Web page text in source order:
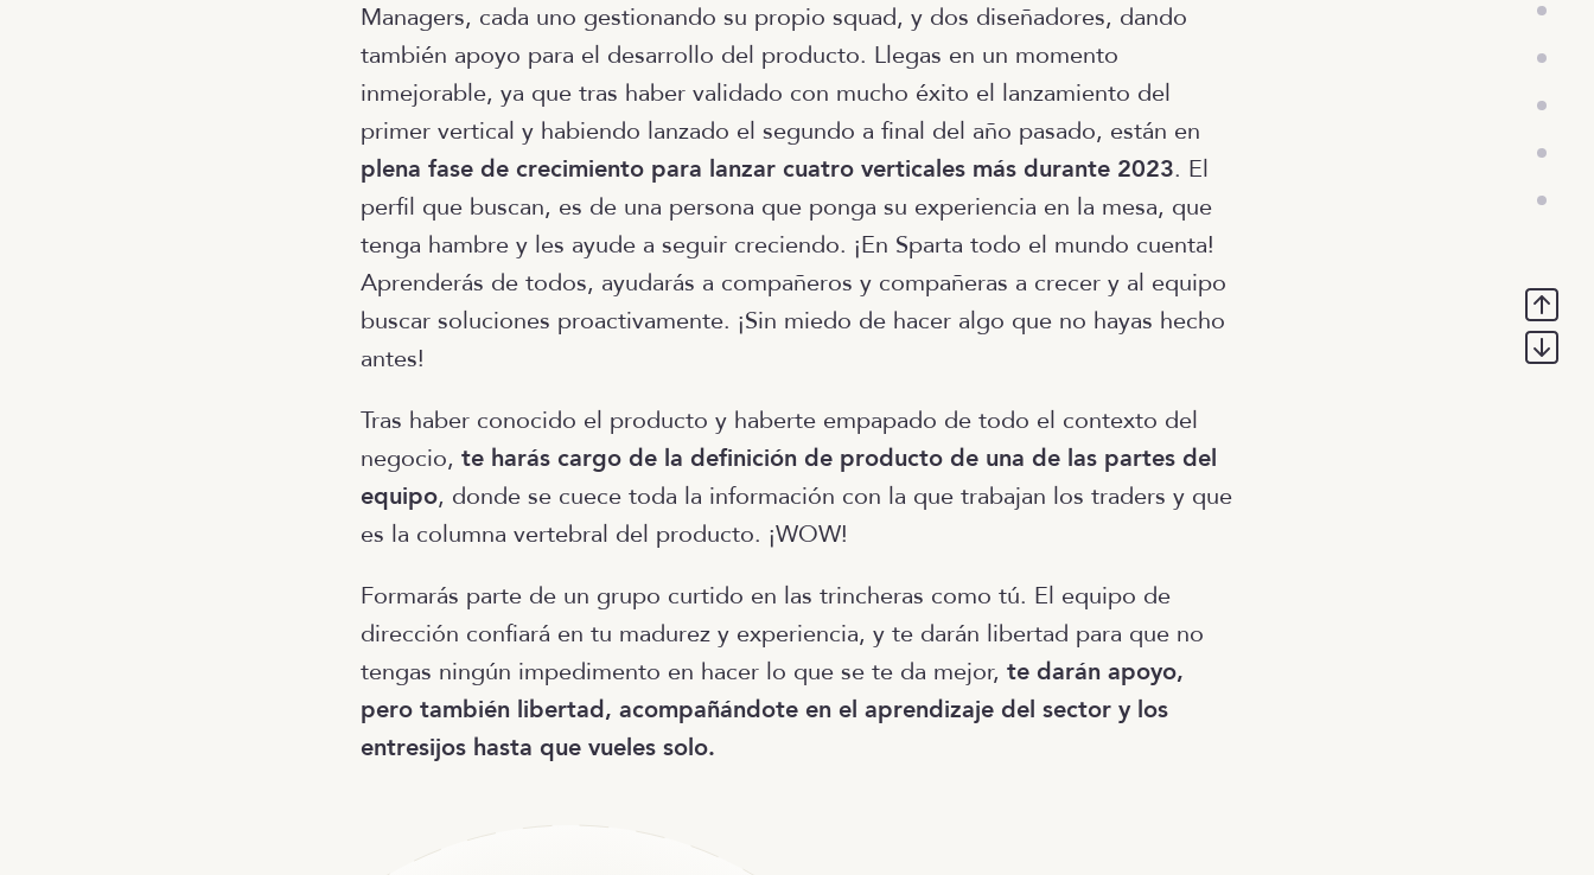
Managers, cada uno gestionando su propio squad, y dos diseñadores, dando
también apoyo para el desarrollo del producto. Llegas en un momento
inmejorable, ya que tras haber validado con mucho éxito el lanzamiento del
primer vertical y habiendo lanzado el segundo a final del año pasado, están en
plena fase de crecimiento para lanzar cuatro verticales más durante 2023. El
perfil que buscan, es de una persona que ponga su experiencia en la mesa, que
tenga hambre y les ayude a seguir creciendo. ¡En Sparta todo el mundo cuenta!
Aprenderás de todos, ayudarás a compañeros y compañeras a crecer y al equipo
buscar soluciones proactivamente. ¡Sin miedo de hacer algo que no hayas hecho
antes!
Tras haber conocido el producto y haberte empapado de todo el contexto del
negocio, te harás cargo de la definición de producto de una de las partes del
equipo, donde se cuece toda la información con la que trabajan los traders y que
es la columna vertebral del producto. ¡WOW!
Formarás parte de un grupo curtido en las trincheras como tú. El equipo de
dirección confiará en tu madurez y experiencia, y te darán libertad para que no
tengas ningún impedimento en hacer lo que se te da mejor, te darán apoyo,
pero también libertad, acompañándote en el aprendizaje del sector y los
entresijos hasta que vueles solo.